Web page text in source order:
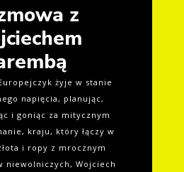
z
żyje w stanie
napięcia, planując,
i goniąc za mitycznym
kraju, który łączy w
i ropy z mrocznym
niewolniczych, Wojciech